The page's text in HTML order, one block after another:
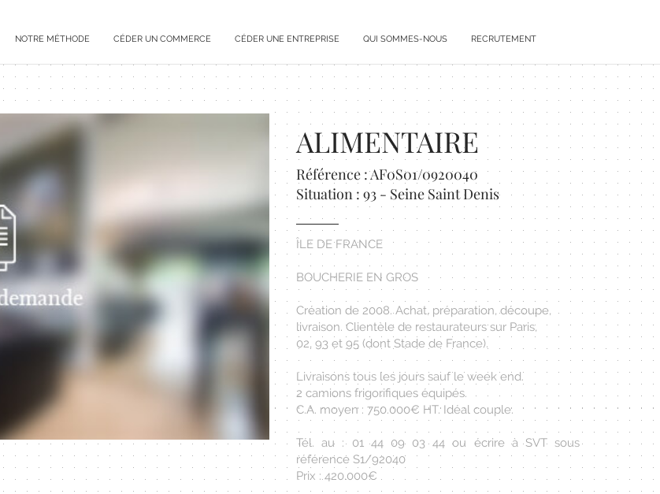
NOTRE MÉTHODE CÉDER UN COMMERCE CÉDER UNE ENTREPRISE QUI SOMMES-NOUS RECRUTEMENT
ALIMENTAIRE
Référence : AF0S01/0920040
Situation : 93 - Seine Saint Denis
ÎLE DE FRANCE
BOUCHERIE EN GROS
Création de 2008. Achat, préparation, découpe,
livraison. Clientèle de restaurateurs sur Paris,
02, 93 et 95 (dont Stade de France).
Livraisons tous les jours sauf le week end.
2 camions frigorifiques équipés.
C.A. moyen : 750.000€ HT. Idéal couple.
Tél. au : 01 44 09 03 44 ou écrire à SVT sous
référence S1/92040
Prix : 420.000€